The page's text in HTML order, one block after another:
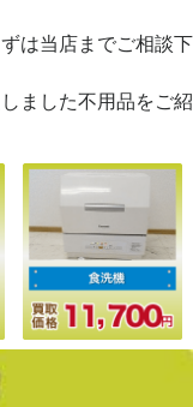
は当店までご相談下
ました不用品をご紹